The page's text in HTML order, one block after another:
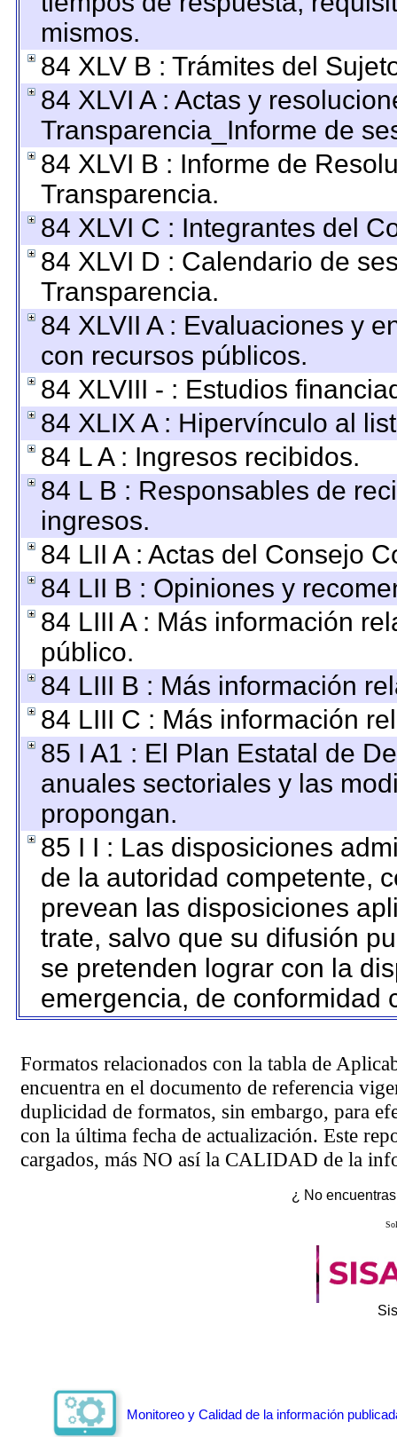
mismos.
84 XLV B : Trámites del
84 XLVI A : Actas y
Transparencia_Informe de
84 XLVI B : Informe de
Transparencia.
84 XLVI C : Integrantes del
84 XLVI D : Calendario de
Transparencia.
84 XLVII A : Evaluaciones y
con recursos públicos.
84 XLVIII - : Estudios
84 XLIX A : Hipervínculo al
84 L A : Ingresos recibidos.
84 L B : Responsables de
ingresos.
84 LII A : Actas del Consejo
84 LII B : Opiniones y
84 LIII A : Más información
público.
84 LIII B : Más información
84 LIII C : Más información
85 I A1 : El Plan Estatal de
anuales sectoriales y las
propongan.
85 I I : Las disposiciones
de la autoridad competente,
prevean las disposiciones
trate, salvo que su difusión
se pretenden lograr con la
emergencia, de conformidad
Formatos relacionados con la tabla de
encuentra en el documento de referencia
duplicidad de formatos, sin embargo, para
con la última fecha de actualización. Este
cargados, más NO así la CALIDAD de la
¿ No
Monitoreo y Calidad de la información